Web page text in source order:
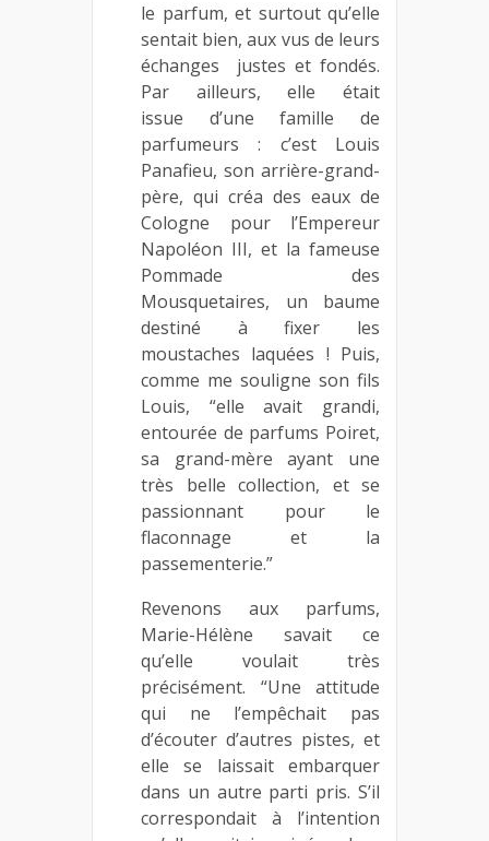
le parfum, et surtout qu’elle
sentait bien, aux vus de leurs
échanges justes et fondés.
Par ailleurs, elle était
issue d’une famille de
parfumeurs : c’est Louis
Panafieu, son arrière-grand-
père, qui créa des eaux de
Cologne pour l’Empereur
Napoléon III, et la fameuse
Pommade des
Mousquetaires, un baume
destiné à fixer les
moustaches laquées ! Puis,
comme me souligne son fils
Louis, “elle avait grandi,
entourée de parfums Poiret,
sa grand-mère ayant une
très belle collection, et se
passionnant pour le
flaconnage et la
passementerie.”
Revenons aux parfums,
Marie-Hélène savait ce
qu’elle voulait très
précisément. “Une attitude
qui ne l’empêchait pas
d’écouter d’autres pistes, et
elle se laissait embarquer
dans un autre parti pris. S’il
correspondait à l’intention